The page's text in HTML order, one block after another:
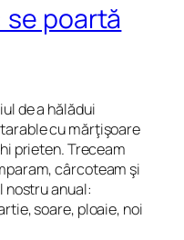
se poartă
de a hălădui
cu mărţişoare
prieten. Treceam
cârcoteam şi
nostru anual:
soare, ploaie, noi